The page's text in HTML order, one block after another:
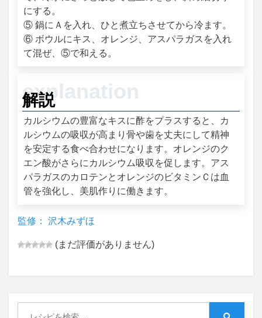
にする。
⑤ 鍋にＡを入れ、ひと煮立ちさせてから冷ます。
⑥ ボウルにキス、オレンジ、アスパラガスを入れ
て混ぜ、⑤で和える。
解説
カルシウムの豊富なキスに酢をプラスすると、カ
ルシウムの吸収が高まり骨や歯を丈夫にして精神
を安定する食べ合わせになります。オレンジのク
エン酸がさらにカルシウム吸収を促します。アス
パラガスのカロテンとオレンジのビタミンＣは血
管を強化し、美肌作りに働きます。
監修： 沢木みずほ
(まだ評価がありません)